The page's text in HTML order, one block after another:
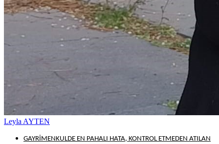
Leyla AYTEN
GAYRİMENKULDE EN PAHALI HATA, KONTROL ETMEDEN ATILAN